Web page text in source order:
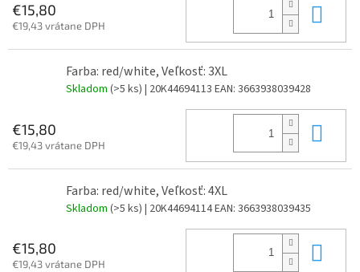
€15,80
€19,43 vrátane DPH
Farba: red/white, Veľkosť: 3XL
Skladom (>5 ks) | 20K44694113 EAN: 3663938039428
€15,80
€19,43 vrátane DPH
Farba: red/white, Veľkosť: 4XL
Skladom (>5 ks) | 20K44694114EAN: 3663938039435
€15,80
€19,43 vrátane DPH